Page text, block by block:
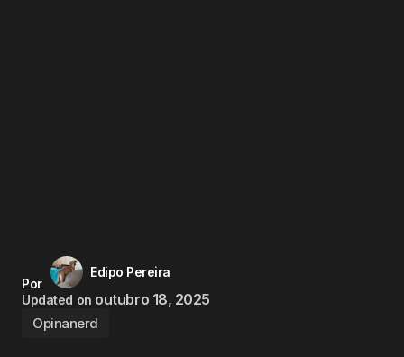
Por
Edipo Pereira
Updated on outubro 18, 2025
Opinanerd